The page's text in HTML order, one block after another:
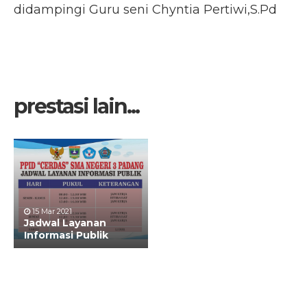
didampingi Guru seni Chyntia Pertiwi,S.Pd
prestasi lain...
15 Mar 2021
Jadwal Layanan
Informasi Publik